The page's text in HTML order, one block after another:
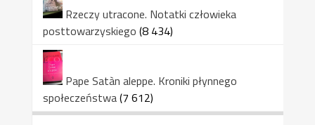
Rzeczy utracone. Notatki człowieka
posttowarzyskiego (8 434)
Pape Satàn aleppe. Kroniki płynnego
społeczeństwa(7 612)